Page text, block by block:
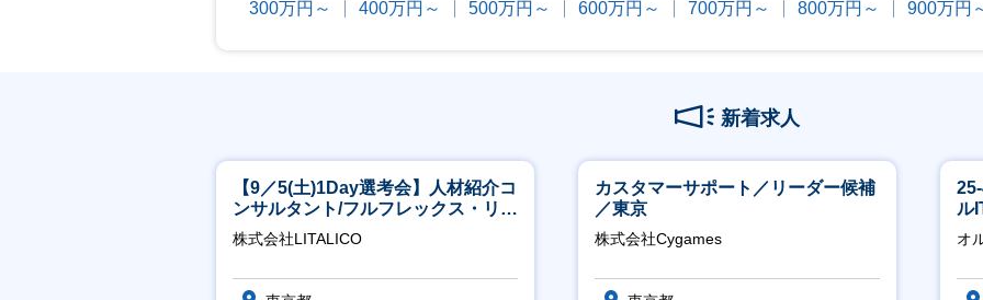
300万円～ 400万円～ 500万円～ 600万円～ 700万円～ 800万円～ 900万円
新着求人
【9／5(土)1Day選考会】人材紹介コ
ンサルタント/フルフレックス・リモ
ート/育休最長6年取得可
株式会社LITALICO
カスタマーサポート／リーダー候補
／東京
株式会社Cygames
ル
オ